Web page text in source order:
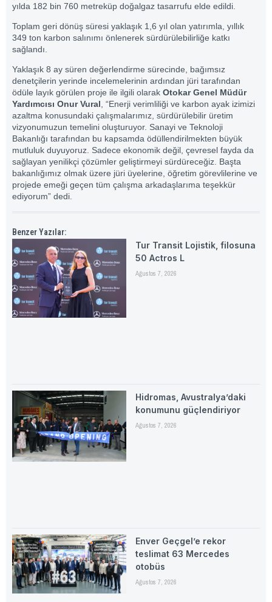
yılda 182 bin 760 metreküp doğalgaz tasarrufu elde edildi.
Toplam geri dönüş süresi yaklaşık 1,6 yıl olan yatırımla, yıllık
349 ton karbon salınımı önlenerek sürdürülebilirliğe katkı
sağlandı.
Yaklaşık 8 ay süren değerlendirme sürecinde, bağımsız
denetçilerin yerinde incelemelerinin ardından jüri tarafından
ödüle layık görülen proje ile ilgili olarak Otokar Genel Müdür
Yardımcısı Onur Vural, “Enerji verimliliği ve karbon ayak izimizi
azaltma konusundaki çalışmalarımız, sürdürülebilir üretim
vizyonumuzun temelini oluşturuyor. Sanayi ve Teknoloji
Bakanlığı tarafından bu kapsamda ödüllendirilmekten büyük
mutluluk duyuyoruz. Sadece ekonomik değil, çevresel fayda da
sağlayan yenilikçi çözümler geliştirmeyi sürdüreceğiz. Başta
bakanlığımız olmak üzere jüri üyelerine, öğretim görevlilerine ve
projede emeği geçen tüm çalışma arkadaşlarıma teşekkür
ediyorum” dedi.
Benzer Yazılar:
Tur Transit Lojistik, filosuna
50 Actros L
Ağustos 7, 2026
Hidromas, Avustralya’daki
konumunu güçlendiriyor
Ağustos 7, 2026
Enver Geçgel’e rekor
teslimat 63 Mercedes
otobüs
Ağustos 7, 2026